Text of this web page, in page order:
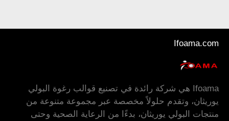
Ifoama.com
Ifoama هي شركة رائدة في تصنيع قوالب رغوة البولي
يوريثان، وتقدم حلولاً مخصصة عبر مجموعة متنوعة من
منتجات البولي يوريثان، بدءًا من الرعاية الصحية وحتى